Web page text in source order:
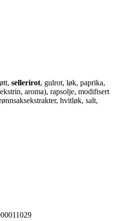
sellerirot, gulrot, løk, paprika,
aroma), rapsolje, modifisert
hvitløk, salt,